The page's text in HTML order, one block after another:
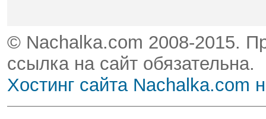
© Nachalka.com 2008-2015.
ссылка на сайт обязательна.
Хостинг сайта Nachalka.com